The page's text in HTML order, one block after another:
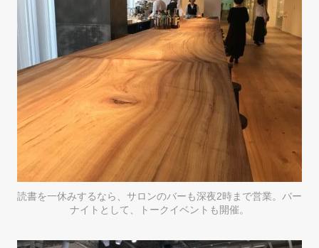
読書を一休みするなら、サロンのバーも深夜2時まで営業。バー
ナイトとして、トークイベントも開催。